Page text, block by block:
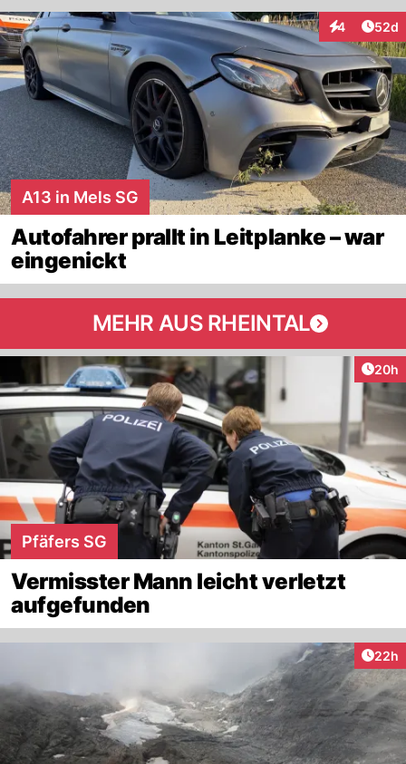
4
Interaktionen
52d
A13 in Mels SG
Autofahrer prallt in Leitplanke – war
eingenickt
MEHR AUS RHEINTAL
20h
Pfäfers SG
Vermisster Mann leicht verletzt
aufgefunden
22h